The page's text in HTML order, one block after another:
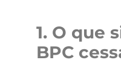
1. O que
BPC